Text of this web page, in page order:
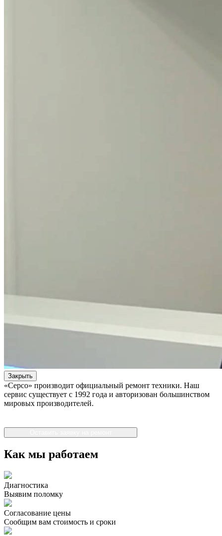
Закрыть
«Серсо» производит официальный ремонт техники. Наш
сервис существует с 1992 года и авторизован большинством
мировых производителей.
Как мы работаем
Диагностика
Выявим поломку
Согласование цены
Сообщим вам стоимость и сроки